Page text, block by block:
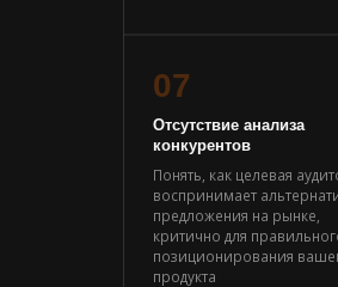
07
Отсутствие анализа
конкурентов
Понять, как целевая
воспринимает
предложения на рынке,
критично для
позиционирования
продукта